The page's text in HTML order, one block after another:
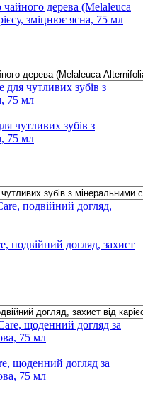
дерева (Melaleuca
зміцнює ясна, 75 мл
чутливих зубів з
75 мл
подвійний догляд, захист
щоденний догляд за
75 мл